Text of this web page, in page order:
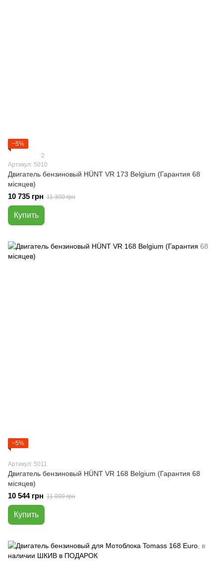
−5%
2
Артикул: 5010
Двигатель бензиновый HÜNT VR 173 Belgium (Гарантия 68
місяцев)
10 735 грн 11 300 грн
Купить
−5%
Артикул: 5011
Двигатель бензиновый HÜNT VR 168 Belgium (Гарантия 68
місяцев)
10 544 грн 11 099 грн
Купить